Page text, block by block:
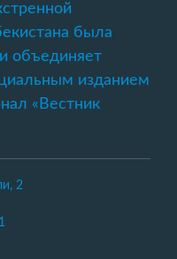
была
объединяет
изданием
«Вестник
2